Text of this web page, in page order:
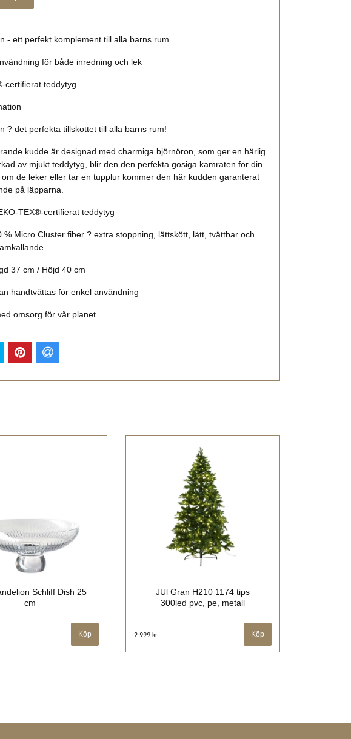
- ett perfekt komplement till alla barns rum
för både inredning och lek
certifierat teddytyg
? det perfekta tillskottet till alla barns rum!
kudde är designad med charmiga björnöron, som ger en härlig
av mjukt teddytyg, blir den den perfekta gosiga kamraten för din
om de leker eller tar en tupplur kommer den här kudden garanterat
på läpparna.
TEX®-certifierat teddytyg
% Micro Cluster fiber ? extra stoppning, lättskött, lätt, tvättbar och
37 cm / Höjd 40 cm
handtvättas för enkel användning
omsorg för vår planet
Schliff Dish 25
cm
JUl Gran H210 1174 tips
300led pvc, pe, metall
2 999 kr